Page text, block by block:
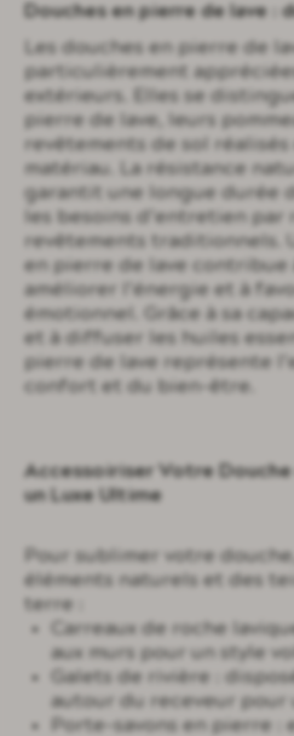
Douches en pierre de lave
Les douches en pierre de
particulièrement
extérieurs. Elles se
pierre de lave, leurs
revêtements de sol réalisés
matériau. La résistance
garantit une longue durée
les besoins d’entretien par
revêtements traditionnels.
en pierre de lave contribue
améliorer l’énergie et à
émotionnel. Grâce à sa
et à diffuser les huiles
pierre de lave représente
confort et du bien-être.
Accessoiriser Votre Douche en Roche Lavique pour
un Luxe Ultime
Pour sublimer votre
éléments naturels et des
terre :
Carreaux de roche
aux murs pour un style
Galets de rivière :
autour du receveur pour
Porte-savons en pierre :